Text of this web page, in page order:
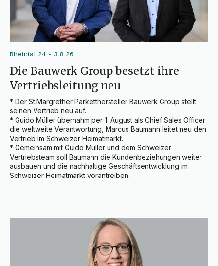
Rheintal 24 • 3.8.26
Die Bauwerk Group besetzt ihre
Vertriebsleitung neu
* Der St.Margrether Parketthersteller Bauwerk Group stellt
seinen Vertrieb neu auf.
* Guido Müller übernahm per 1. August als Chief Sales Officer
die weltweite Verantwortung, Marcus Baumann leitet neu den
Vertrieb im Schweizer Heimatmarkt.
* Gemeinsam mit Guido Müller und dem Schweizer
Vertriebsteam soll Baumann die Kundenbeziehungen weiter
ausbauen und die nachhaltige Geschäftsentwicklung im
Schweizer Heimatmarkt vorantreiben.